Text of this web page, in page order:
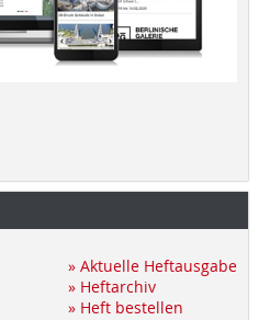
» Aktuelle Heftausgabe
» Heftarchiv
» Heft bestellen